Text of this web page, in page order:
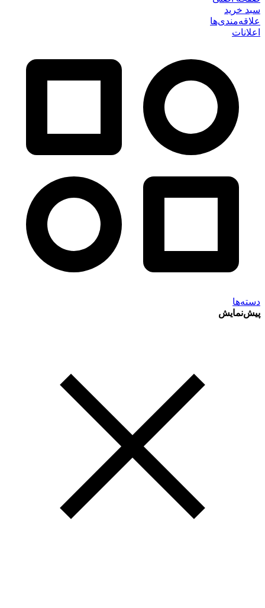
سبد خرید
علاقه‌مندی‌ها
اعلانات
دسته‌ها
پیش‌نمایش